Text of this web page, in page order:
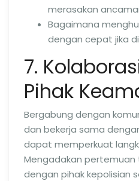
merasakan
Bagaimana
dengan cepat jika
7.
Pihak
Bergabung dengan
dan bekerja sama
dapat memperkuat
Mengadakan
dengan pihak kepolisian